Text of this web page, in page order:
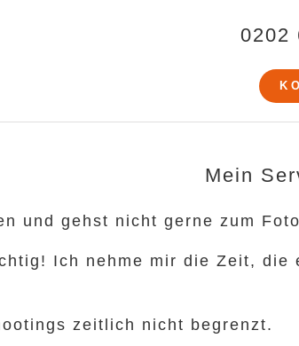
0202
Mein
und gehst nicht gerne zum
Ich nehme mir die Zeit,
zeitlich nicht begrenzt.